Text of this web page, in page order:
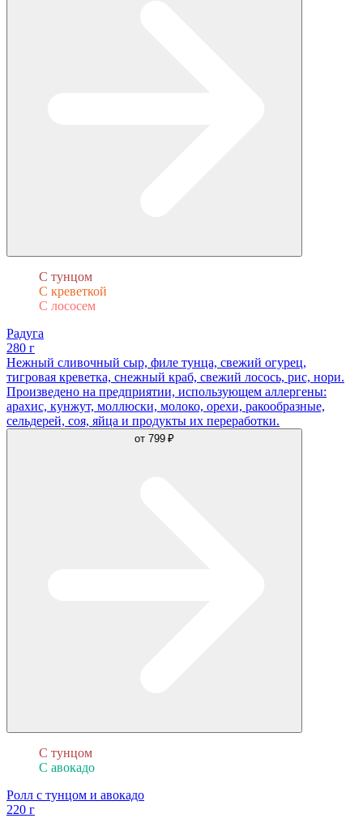
С тунцом
С креветкой
С лососем
Радуга
280 г
Нежный сливочный сыр, филе тунца, свежий огурец,
тигровая креветка, снежный краб, свежий лосось, рис, нори.
Произведено на предприятии, использующем аллергены:
арахис, кунжут, моллюски, молоко, орехи, ракообразные,
сельдерей, соя, яйца и продукты их переработки.
от 799 ₽
С тунцом
С авокадо
Ролл с тунцом и авокадо
220 г